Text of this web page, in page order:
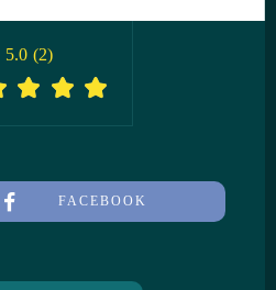
FACEBOOK
5.0 (2)